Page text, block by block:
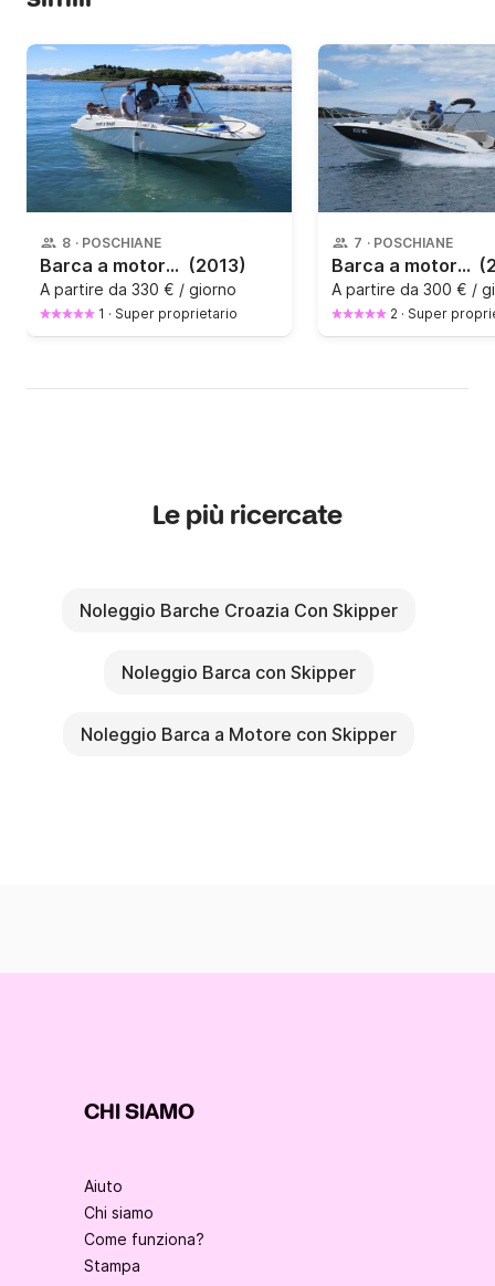
8 · POSCHIANE
Barca a motore QUICKSILVER ACTIV 675 OPEN 200CV (2013)
A partire da 330 € / giorno
1 · Super proprietario
7 · POSCHIANE
Barca a motore QUICKSILVER Sundeck 605 150CV
A partire da 300 € /
2 · Super
Le più ricercate
Noleggio Barche Croazia Con Skipper
Noleggio Barca con Skipper
Noleggio Barca a Motore con Skipper
CHI SIAMO
Aiuto
Chi siamo
Come funziona?
Stampa